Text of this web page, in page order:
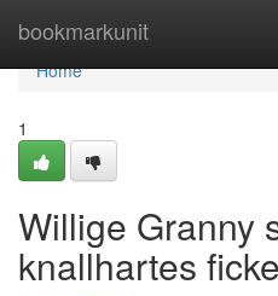
bookmarkunit
Home
Home
1
Willige Granny
knallhartes